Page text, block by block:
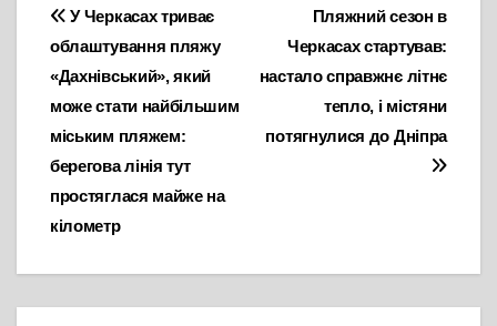
Навігація
записів
Пляжний сезон в
Черкасах стартував:
настало справжнє літнє
тепло, і містяни
потягнулися до Дніпра
У Черкасах триває
облаштування пляжу
«Дахнівський», який
може стати найбільшим
міським пляжем:
берегова лінія тут
простяглася майже на
кілометр